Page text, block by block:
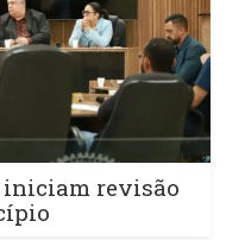
iniciam revisão